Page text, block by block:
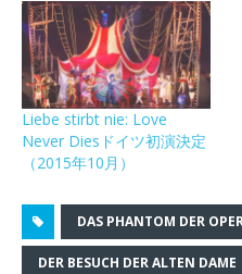
ン
ド
ウ
で
開
き
ま
す
だ
さ
い
(
新
し
い
ウ
ィ
ン
ド
ウ
き
ま
す
)
ン
ド
ウ
で
開
き
ま
す
Liebe stirbt nie: Love
Never Diesドイツ初演決定
（2015年10月）
DAS PHANTOM DER
DER BESUCH DER ALTEN DAME